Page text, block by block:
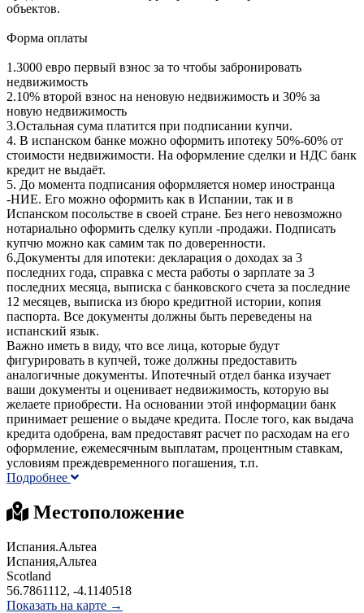
объектов.
Форма оплаты
1.3000 евро первый взнос за то чтобы забронировать
недвижимость
2.10% второй взнос на неновую недвижимость и 30% за
новую недвижимость
3.Остальная сума платится при подписании купчи.
4. В испанском банке можно оформить ипотеку 50%-60% от
стоимости недвижимости. На оформление сделки и НДС банк
кредит не выдаёт.
5. До момента подписания оформляется номер иностранца
-НИЕ. Его можно оформить как в Испании, так и в
Испанском посольстве в своей стране. Без него невозможно
нотариально оформить сделку купли -продажи. Подписать
купчю можно как самим так по доверенности.
6.Документы для ипотеки: декларация о доходах за 3
последних года, справка с места работы о зарплате за 3
последних месяца, выписка с банковского счета за последние
12 месяцев, выписка из бюро кредитной истории, копия
паспорта. Все документы должны быть переведены на
испанский язык.
Важно иметь в виду, что все лица, которые будут
фигурировать в купчей, тоже должны предоставить
аналогичные документы. Ипотечный отдел банка изучает
ваши документы и оценивает недвижимость, которую вы
желаете приобрести. На основании этой информации банк
принимает решение о выдаче кредита. После того, как выдача
кредита одобрена, вам предоставят расчет по расходам на его
оформление, ежемесячным выплатам, процентным ставкам,
условиям преждевременного погашения, т.п.
Подробнее
Местоположение
Испания.Альтеа
Испания,Альтеа
Scotland
56.7861112, -4.1140518
Показать на карте →